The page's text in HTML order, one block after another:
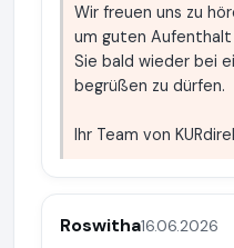
Wir freuen uns zu
um guten
Sie bald wieder bei
begrüßen zu dürfen.
Ihr Team von
Roswitha16.06.2026